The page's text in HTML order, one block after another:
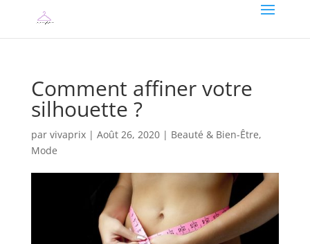
Comment affiner votre
silhouette ?
par vivaprix| Août 26, 2020| Beauté & Bien-Être,
Mode